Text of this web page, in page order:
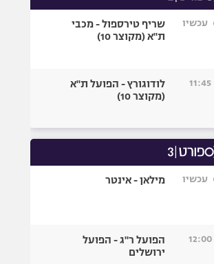
עכשיו
שריף טירספול - מכבי
ת"א (מקוצר 10)
11:45
לודוגורץ - הפועל ת"א
(מקוצר 10)
עכשיו מילאן - אינטר
12:00
הפועל ר"ג - הפועל
ירושלים